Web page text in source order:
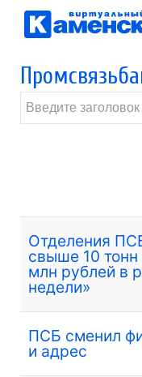
Отделения
свыше 10
млн рублей в
недели»
ПСБ сменил
и адрес